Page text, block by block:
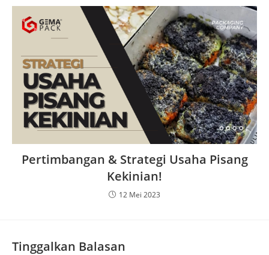
Pertimbangan & Strategi Usaha Pisang
Kekinian!
12 Mei 2023
Tinggalkan Balasan